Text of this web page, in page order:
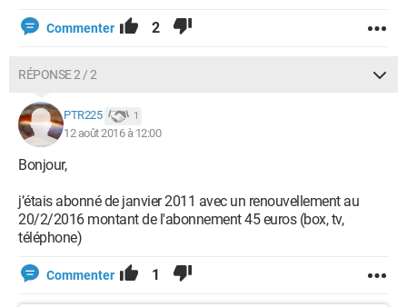
Commenter 2
RÉPONSE 2 / 2
PTR225 1
12 août 2016 à 12:00
Bonjour,
j’étais abonné de janvier 2011 avec un renouvellement au
20/2/2016 montant de l'abonnement 45 euros (box, tv,
téléphone)
Commenter 1